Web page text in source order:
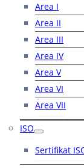
Area I
Area II
Area III
Area IV
Area V
Area VI
Area VII
ISO
Sertifikat